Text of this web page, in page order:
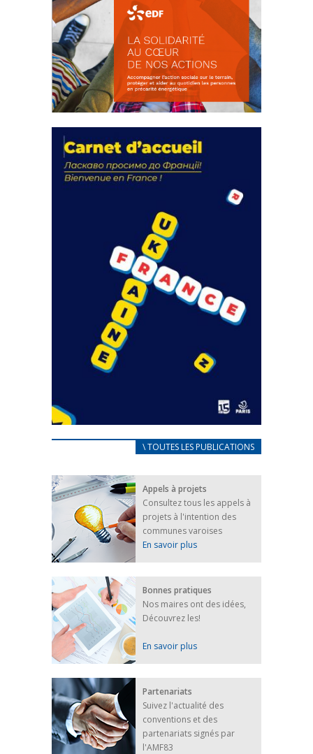
actions
18 septembre 2023
FEUILLETER
CARNET D’ACCUEIL
25 avril 2022
Afin d’accompagner au mieux les réfugiés
ukrainiens arrivés en France,...
FEUILLETER
\ TOUTES LES PUBLICATIONS
Appels à projets
Consultez tous les appels à
projets à l'intention des
communes varoises
En savoir plus
Bonnes pratiques
Nos maires ont des idées,
Découvrez les!
En savoir plus
Partenariats
Suivez l'actualité des
conventions et des
partenariats signés par
l'AMF83